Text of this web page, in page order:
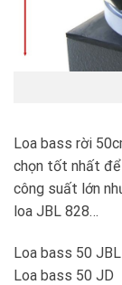
Loa bass rời
chọn tốt nhất để
công suất lớn
loa JBL 828…
Loa bass 50 JBL
Loa bass 50 JD